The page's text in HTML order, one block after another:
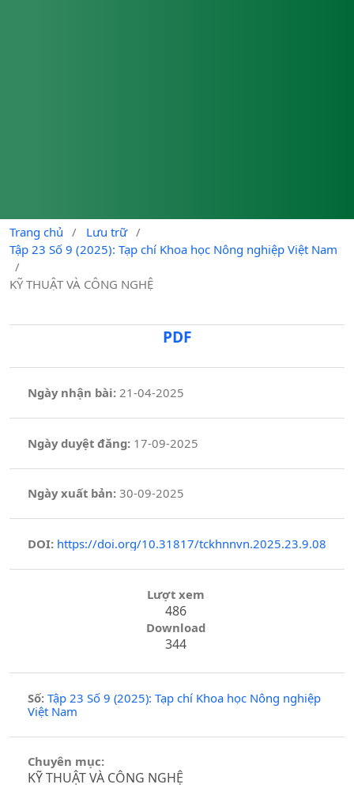
Trang chủ / Lưu trữ /
Tập 23 Số 9 (2025): Tạp chí Khoa học Nông nghiệp Việt Nam
/
KỸ THUẬT VÀ CÔNG NGHỆ
PDF
Ngày nhận bài: 21-04-2025
Ngày duyệt đăng:17-09-2025
Ngày xuất bản: 30-09-2025
DOI: https://doi.org/10.31817/tckhnnvn.2025.23.9.08
Lượt xem
486
Download
344
Số: Tập 23 Số 9 (2025): Tạp chí Khoa học Nông nghiệp
Việt Nam
Chuyên mục:
KỸ THUẬT VÀ CÔNG NGHỆ